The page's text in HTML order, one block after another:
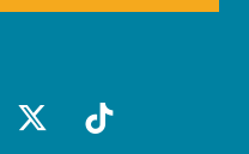
x-socialtiktok